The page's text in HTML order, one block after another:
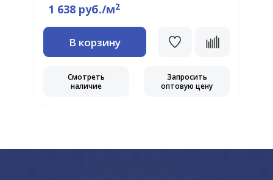
1 638 руб./м2
В корзину
Смотреть
наличие
Запросить
оптовую цену